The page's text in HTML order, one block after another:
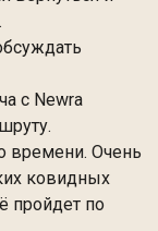
с Newra
времени. Очень
ковидных
пройдет по